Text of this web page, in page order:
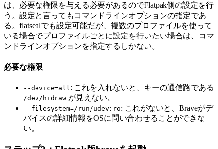
は、必要な権限を与える必要があるのでFlatpak側の設定を行
う。設定と言ってもコマンドラインオプションの指定であ
る。flatsealでも設定可能だが、複数のプロファイルを使って
いる場合でプロファイルごとに設定を行いたい場合は、コマ
ンドラインオプションを指定するしかない。
必要な権限
--device=all : これを入れないと、キーの通信路である
/dev/hidraw が見えない。
--filesystem=/run/udev:ro: これがないと、Braveがデ
バイスの詳細情報をOSに問い合わせることができな
い。